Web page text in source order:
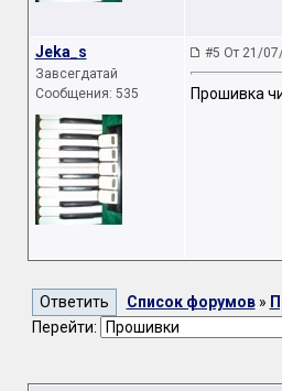
Jeka_s
Завсегдатай
Сообщения: 535
#5 От 21/
Прошивка
Список форумов»
Перейти: